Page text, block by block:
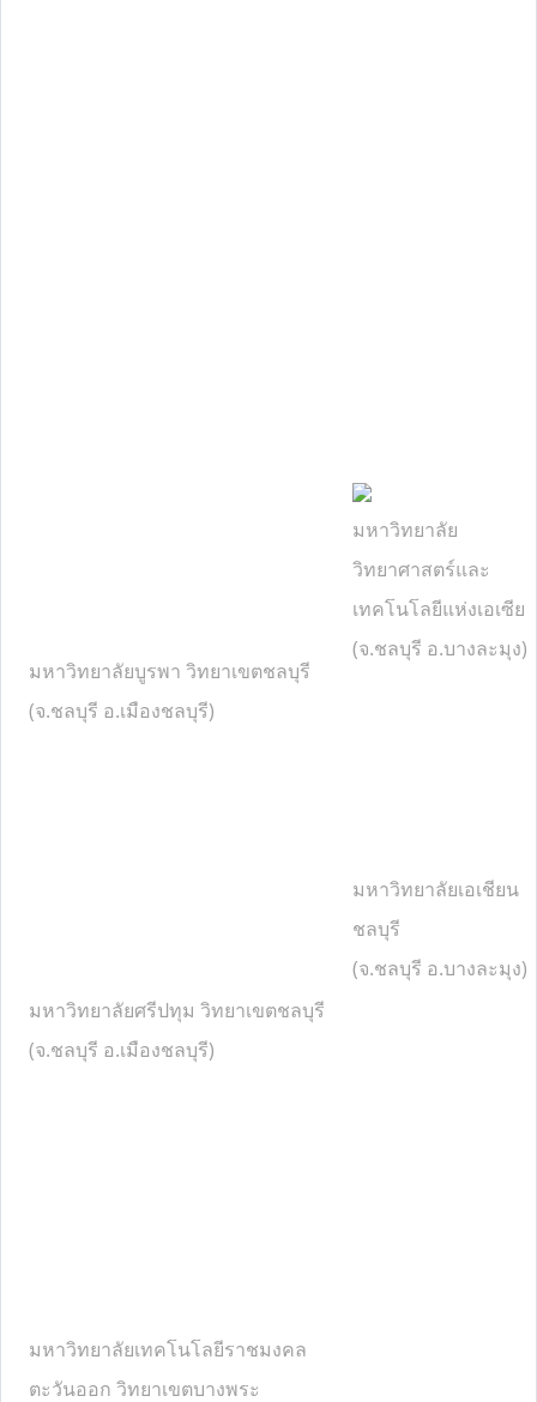
มหาวิทยาลัยบูรพา วิทยาเขตชลบุรี
(จ.ชลบุรี อ.เมืองชลบุรี)
มหาวิทยาลัย
วิทยาศาสตร์และ
เทคโนโลยีแห่งเอเซีย
(จ.ชลบุรี อ.บางละมุง)
มหาวิทยาลัยศรีปทุม วิทยาเขตชลบุรี
(จ.ชลบุรี อ.เมืองชลบุรี)
มหาวิทยาลัยเอเชียน
ชลบุรี
(จ.ชลบุรี อ.บางละมุง)
มหาวิทยาลัยเทคโนโลยีราชมงคล
ตะวันออก วิทยาเขตบางพระ